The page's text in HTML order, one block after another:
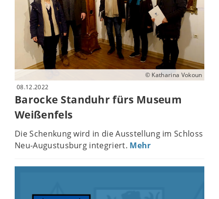
© Katharina Vokoun
08.12.2022
Barocke Standuhr fürs Museum
Weißenfels
Die Schenkung wird in die Ausstellung im Schloss
Neu-Augustusburg integriert. Mehr